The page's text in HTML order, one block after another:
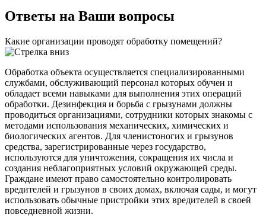
Ответы на Ваши вопросы
Какие организации проводят обработку помещений?
Обработка объекта осуществляется специализированными
службами, обслуживающий персонал которых обучен и
обладает всеми навыками для выполнения этих операций
обработки. Дезинфекция и борьба с грызунами должны
проводиться организациями, сотрудники которых знакомы с
методами использования механических, химических и
биологических агентов. Для членистоногих и грызунов
средства, зарегистрированные через государство,
используются для уничтожения, сокращения их числа и
создания неблагоприятных условий окружающей среды.
Граждане имеют право самостоятельно контролировать
вредителей и грызунов в своих домах, включая сады, и могут
использовать обычные пристройки этих вредителей в своей
повседневной жизни.